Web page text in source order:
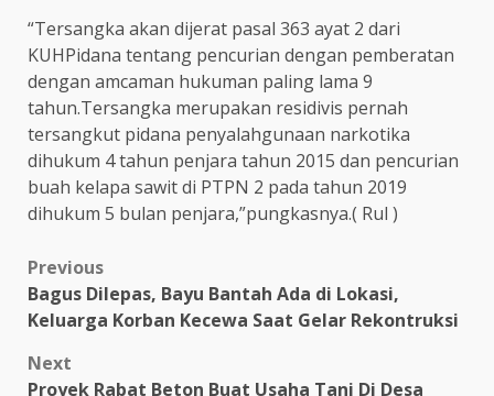
“Tersangka akan dijerat pasal 363 ayat 2 dari
KUHPidana tentang pencurian dengan pemberatan
dengan amcaman hukuman paling lama 9
tahun.Tersangka merupakan residivis pernah
tersangkut pidana penyalahgunaan narkotika
dihukum 4 tahun penjara tahun 2015 dan pencurian
buah kelapa sawit di PTPN 2 pada tahun 2019
dihukum 5 bulan penjara,”pungkasnya.( Rul )
Post
navigation
Previous
Bagus Dilepas, Bayu Bantah Ada di Lokasi,
Keluarga Korban Kecewa Saat Gelar Rekontruksi
Next
Proyek Rabat Beton Buat Usaha Tani Di Desa